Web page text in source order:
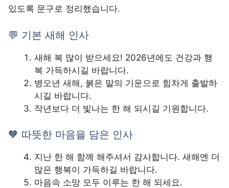
있도록 문구로 정리했습니다.
💬 기본 새해 인사
새해 복 많이 받으세요! 2026년에도 건강과 행
복 가득하시길 바랍니다.
병오년 새해, 붉은 말의 기운으로 힘차게 출발하
시길 바랍니다.
작년보다 더 빛나는 한 해 되시길 기원합니다.
🧡 따뜻한 마음을 담은 인사
지난 한 해 함께 해주셔서 감사합니다. 새해엔 더
많은 행복이 가득하길 바랍니다.
마음속 소망 모두 이루는 한 해 되세요.